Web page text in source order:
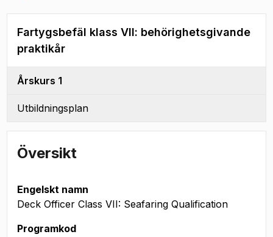
Fartygsbefäl klass VII: behörighetsgivande
praktikår
Årskurs 1
Utbildningsplan
Översikt
Engelskt namn
Deck Officer Class VII: Seafaring Qualification
Programkod